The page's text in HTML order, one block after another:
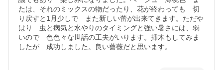
たは、それのミックスの物だったり、花が終わっても　切
り戻すと1月少しで　また新しい蕾が出来てきます。ただや
はり　虫と病気と水やりのタイミングと強い暑さには、弱
いので　色色々な世話の工夫がいります。挿木もしてみま
したが　成功しました。良い薔薇だと思います。